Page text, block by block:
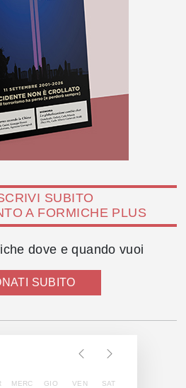
SUBITO
A FORMICHE PLUS
dove e quando vuoi
SUBITO
MERC GIO VEN SAT